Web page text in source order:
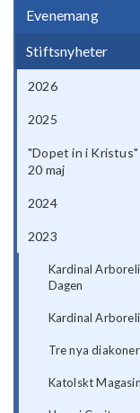
Evenemang
Stiftsnyheter
2026
2025
"Dopet in i Kristus"
20 maj
2024
2023
Kardinal
Dagen
Kardinal
Tre nya
Katolskt